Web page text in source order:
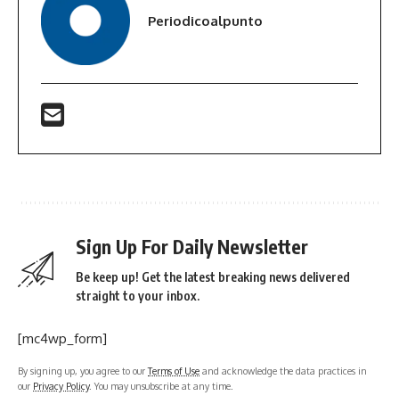
Periodicoalpunto
Sign Up For Daily Newsletter
Be keep up! Get the latest breaking news delivered
straight to your inbox.
[mc4wp_form]
By signing up, you agree to ourTerms of Use and acknowledge the data practices in
our Privacy Policy. You may unsubscribe at any time.